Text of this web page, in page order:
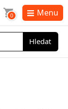
Hledat
0 Menu